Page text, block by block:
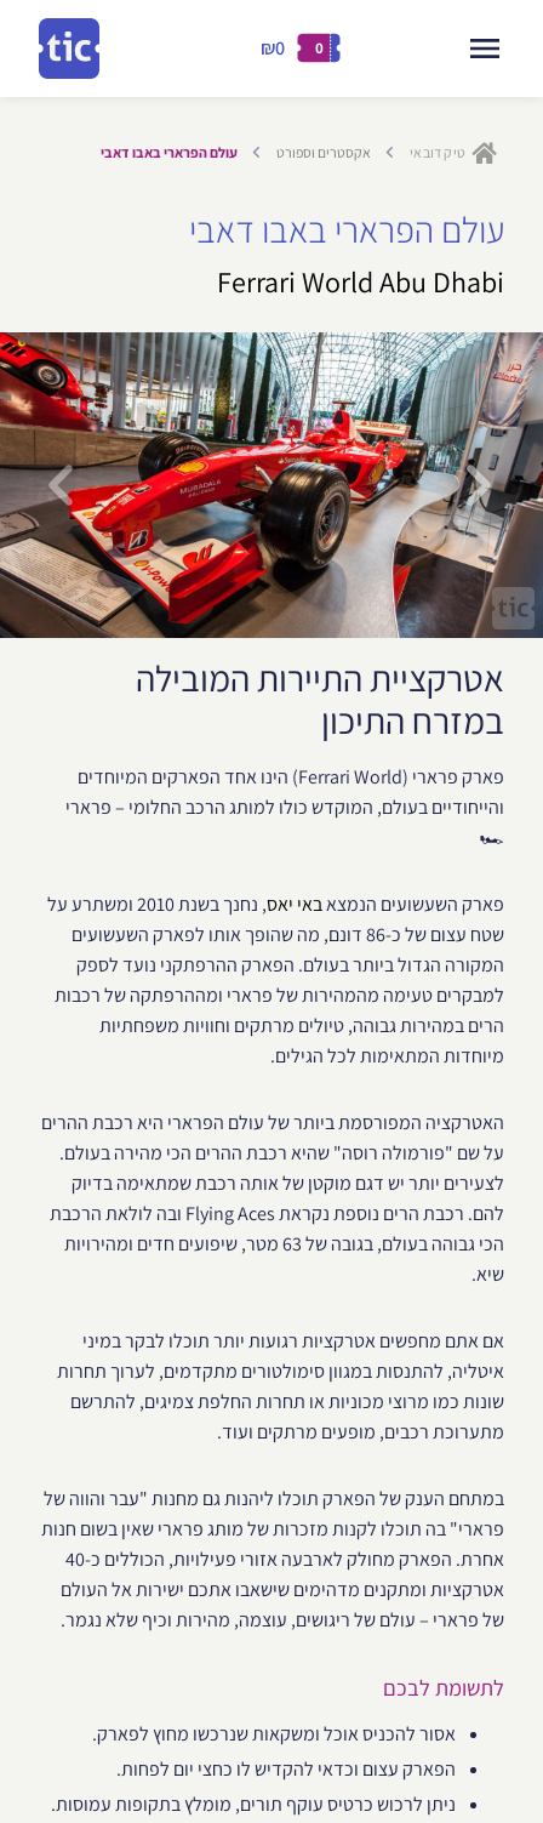
0
₪0
טיק דובאי אקסטרים וספורט עולם הפרארי באבו דאבי
עולם הפרארי באבו דאבי
Ferrari World Abu Dhabi
אטרקציית התיירות המובילה
במזרח התיכון
פארק פרארי (Ferrari World) הינו אחד הפארקים המיוחדים
והייחודיים בעולם, המוקדש כולו למותג הרכב החלומי – פרארי
🏎️
פארק השעשועים הנמצאבאי יאס
, נחנך בשנת 2010 ומשתרע על
שטח עצום של כ-86 דונם, מה שהופך אותו לפארק השעשועים
המקורה הגדול ביותר בעולם. הפארק ההרפתקני נועד לספק
למבקרים טעימה מהמהירות של פרארי ומההרפתקה של רכבות
הרים במהירות גבוהה, טיולים מרתקים וחוויות משפחתיות
מיוחדות המתאימות לכל הגילים.
האטרקציה המפורסמת ביותר של עולם הפרארי היא רכבת ההרים
על שם "פורמולה רוסה" שהיא רכבת ההרים הכי מהירה בעולם.
לצעירים יותר יש דגם מוקטן של אותה רכבת שמתאימה בדיוק
להם. רכבת הרים נוספת נקראת Flying Aces ובה לולאת הרכבת
הכי גבוהה בעולם, בגובה של 63 מטר, שיפועים חדים ומהירויות
שיא.
אם אתם מחפשים אטרקציות רגועות יותר תוכלו לבקר במיני
איטליה, להתנסות במגוון סימולטורים מתקדמים, לערוך תחרות
שונות כמו מרוצי מכוניות או תחרות החלפת צמיגים, להתרשם
מתערוכת רכבים, מופעים מרתקים ועוד.
במתחם הענק של הפארק תוכלו ליהנות גם מחנות "עבר והווה של
פרארי" בה תוכלו לקנות מזכרות של מותג פרארי שאין בשום חנות
אחרת. הפארק מחולק לארבעה אזורי פעילויות, הכוללים כ-40
אטרקציות ומתקנים מדהימים שישאבו אתכם ישירות אל העולם
של פרארי – עולם של ריגושים, עוצמה, מהירות וכיף שלא נגמר.
לתשומת לבכם
אסור להכניס אוכל ומשקאות שנרכשו מחוץ לפארק.
הפארק עצום וכדאי להקדיש לו כחצי יום לפחות.
ניתן לרכוש כרטיס עוקף תורים, מומלץ בתקופות עמוסות.